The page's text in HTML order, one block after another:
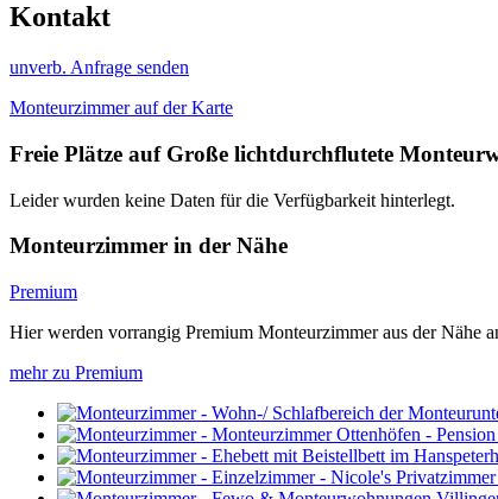
Kontakt
unverb. Anfrage senden
Monteurzimmer auf der Karte
Freie Plätze auf Große lichtdurchflutete
Leider wurden keine Daten für die Verfügbarkeit hinterlegt.
Monteurzimmer in der Nähe
Premium
Hier werden vorrangig Premium Monteurzimmer aus der Nähe
mehr zu Premium